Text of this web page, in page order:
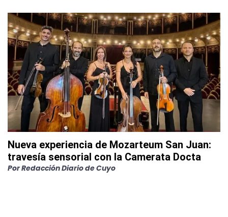
Nueva experiencia de Mozarteum San Juan:
travesía sensorial con la Camerata Docta
PorRedacción Diario de Cuyo